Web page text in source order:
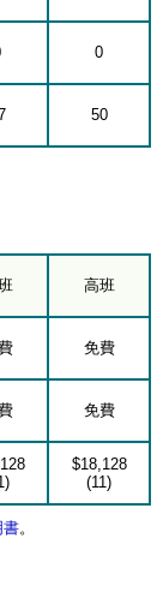
0
50
高班
免費
免費
$18,128
(11)
書。